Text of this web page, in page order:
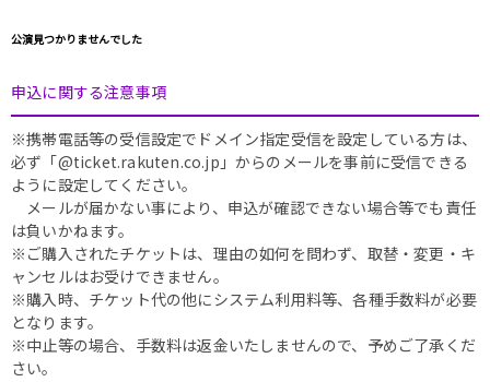
公演見つかりませんでした
申込に関する注意事項
※携帯電話等の受信設定でドメイン指定受信を設定している方は、
必ず「@ticket.rakuten.co.jp」からのメールを事前に受信できる
ように設定してください。
メールが届かない事により、申込が確認できない場合等でも責任
は負いかねます。
※ご購入されたチケットは、理由の如何を問わず、取替・変更・キ
ャンセルはお受けできません。
※購入時、チケット代の他にシステム利用料等、各種手数料が必要
となります。
※中止等の場合、手数料は返金いたしませんので、予めご了承くだ
さい。